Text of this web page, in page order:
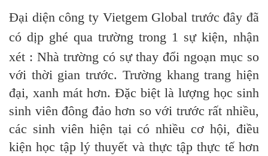
Đại diện công ty Vietgem Global trước đây đã
có dịp ghé qua trường trong 1 sự kiện, nhận
xét : Nhà trường có sự thay đổi ngoạn mục so
với thời gian trước. Trường khang trang hiện
đại, xanh mát hơn. Đặc biệt là lượng học sinh
sinh viên đông đảo hơn so với trước rất nhiều,
các sinh viên hiện tại có nhiều cơ hội, điều
kiện học tập lý thuyết và thực tập thực tế hơn